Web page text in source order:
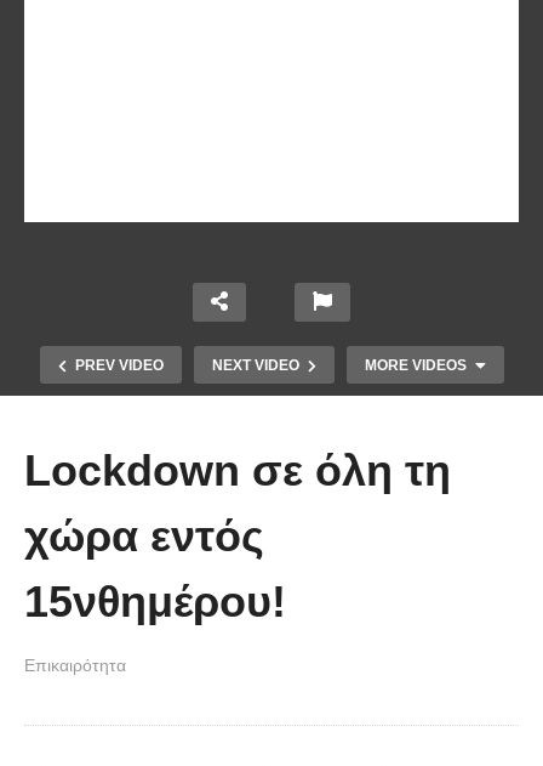
PREV VIDEO NEXT VIDEO MORE VIDEOS
πρώτη στιγμή και συγκίνησε το
νοηματική με ένα μικρό κορίτσι
Lockdown σε όλη τη
χώρα εντός
15νθημέρου!
Επικαιρότητα